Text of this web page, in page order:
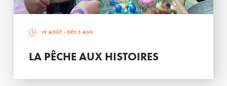
19 AOÛT - DÈS 3 ANS
LA PÊCHE AUX HISTOIRES